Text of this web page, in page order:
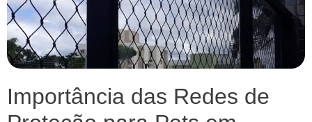
Importância das Redes de